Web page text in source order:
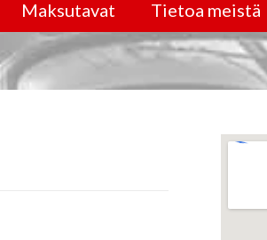
Maksutavat Tietoa meistä